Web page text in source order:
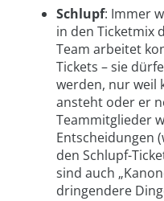
Schlupf: Immer
in den Ticketmix
Team arbeitet
Tickets – sie
werden, nur weil
ansteht oder er
Teammitglieder
Entscheidungen
den Schlupf-
sind auch
dringendere